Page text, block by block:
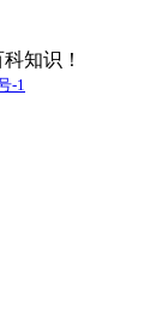
知识！
-1